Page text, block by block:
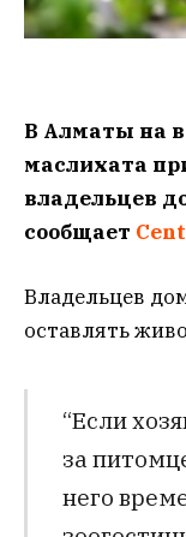
В Алматы на
маслихата
владельцев
сообщает
Владельцев
оставлять
“Если
за
него